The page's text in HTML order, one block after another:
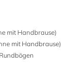
mit Handbrause)
mit Handbrause)